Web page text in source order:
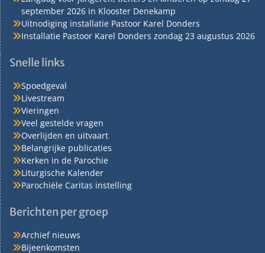
september 2026 in Klooster Denekamp
Uitnodiging installatie Pastoor Karel Donders
Installatie Pastoor Karel Donders zondag 23 augustus 2026
Snelle links
Spoedgeval
Livestream
Vieringen
Veel gestelde vragen
Overlijden en uitvaart
Belangrijke publicaties
Kerken in de Parochie
Liturgische Kalender
Parochiële Caritas instelling
Berichten per groep
Archief nieuws
Bijeenkomsten